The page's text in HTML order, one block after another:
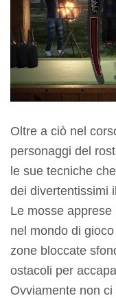
Oltre a ciò nel
personaggi del
le sue tecniche
dei divertentissimi
Le mosse
nel mondo di
zone bloccate
ostacoli per
Ovviamente non